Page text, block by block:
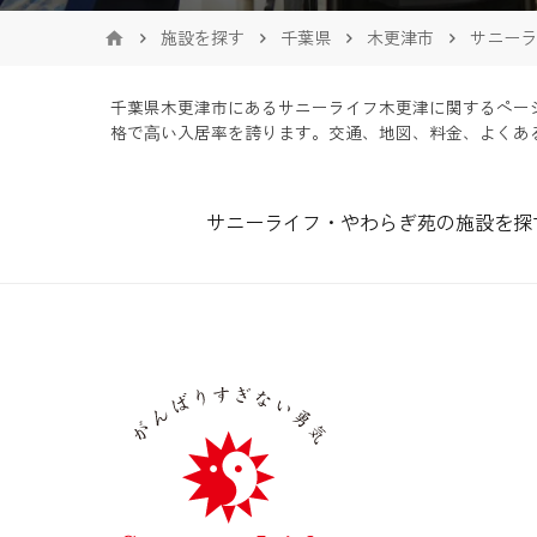
施設を探す 千葉県 木更津市 サニー
千葉県木更津市にあるサニーライフ木更津に関するペ
格で⾼い入居率を誇ります。交通、地図、料金、よく
サニーライフ・やわらぎ苑の施設を探